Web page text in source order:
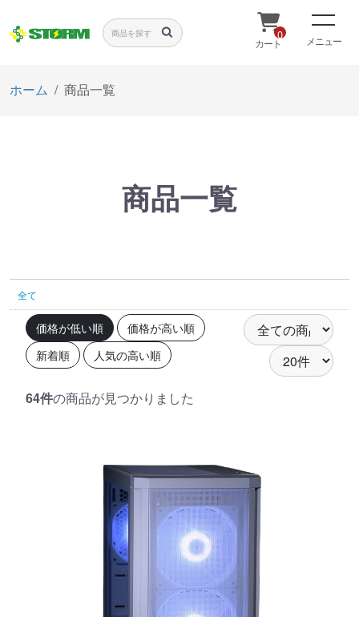
0
カート メニュー
ホーム 商品一覧
商品一覧
全て
価格が低い順
価格が高い順
新着順
人気の高い順
64件の商品が見つかりました